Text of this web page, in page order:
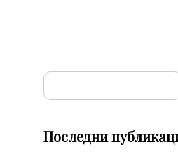
Последни